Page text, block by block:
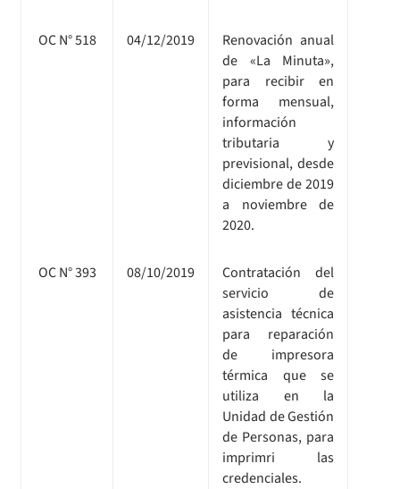
OC N° 518 04/12/2019
Renovación anual
de «La Minuta»,
para recibir en
forma mensual,
información
tributaria y
previsional, desde
diciembre de 2019
a noviembre de
2020.
OC N° 393 08/10/2019
Contratación del
servicio de
asistencia técnica
para reparación
de impresora
térmica que se
utiliza en la
Unidad de Gestión
de Personas, para
imprimri las
credenciales.